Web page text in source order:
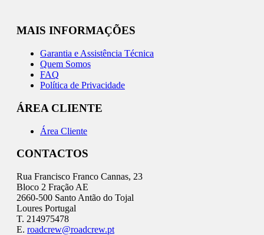
MAIS INFORMAÇÕES
Garantia e Assistência Técnica
Quem Somos
FAQ
Política de Privacidade
ÁREA CLIENTE
Área Cliente
CONTACTOS
Rua Francisco Franco Cannas, 23
Bloco 2 Fração AE
2660-500 Santo Antão do Tojal
Loures Portugal
T. 214975478
E. roadcrew@roadcrew.pt